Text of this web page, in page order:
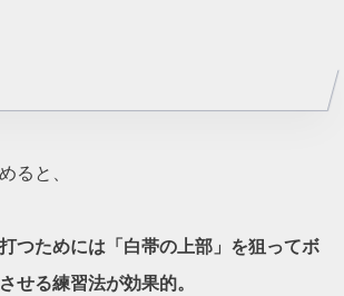
ると、
つためには「白帯の上部」を狙ってボ
せる練習法が効果的。